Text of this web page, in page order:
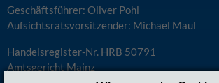
Geschäftsführer: Oliver Pohl
Aufsichtsratsvorsitzender: Michael Maul
Handelsregister-Nr. HRB 50791
Amtsgericht Mainz